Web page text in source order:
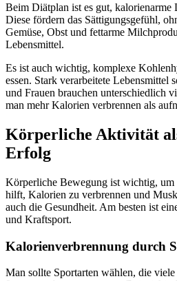
Beim Diätplan ist es gut, kalorienarme
Diese fördern das Sättigungsgefühl,
Gemüse, Obst und fettarme
Lebensmittel.
Es ist auch wichtig, komplexe
essen. Stark verarbeitete Lebensmittel
und Frauen brauchen unterschiedlich
man mehr Kalorien verbrennen als
Körperliche Aktivität
Erfolg
Körperliche Bewegung ist wichtig,
hilft, Kalorien zu verbrennen und
auch die Gesundheit. Am besten ist
und Kraftsport.
Kalorienverbrennung durch
Man sollte Sportarten wählen, die